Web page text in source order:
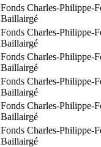
Fonds Charles-Philippe-
Baillairgé
Fonds Charles-Philippe-
Baillairgé
Fonds Charles-Philippe-
Baillairgé
Fonds Charles-Philippe-
Baillairgé
Fonds Charles-Philippe-
Baillairgé
Fonds Charles-Philippe-
Baillairgé